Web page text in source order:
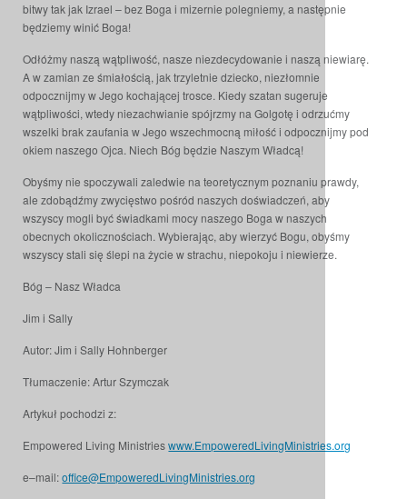
bitwy tak jak Izrael – bez Boga i mizernie polegniemy, a następnie
będziemy winić Boga!
Odłóżmy naszą wątpliwość, nasze niezdecydowanie i naszą niewiarę.
A w zamian ze śmiałością, jak trzyletnie dziecko, niezłomnie
odpocznijmy w Jego kochającej trosce. Kiedy szatan sugeruje
wątpliwości, wtedy niezachwianie spójrzmy na Golgotę i odrzućmy
wszelki brak zaufania w Jego wszechmocną miłość i odpocznijmy pod
okiem naszego Ojca. Niech Bóg będzie Naszym Władcą!
Obyśmy nie spoczywali zaledwie na teoretycznym poznaniu prawdy,
ale zdobądźmy zwycięstwo pośród naszych doświadczeń, aby
wszyscy mogli być świadkami mocy naszego Boga w naszych
obecnych okolicznościach. Wybierając, aby wierzyć Bogu, obyśmy
wszyscy stali się ślepi na życie w strachu, niepokoju i niewierze.
Bóg – Nasz Władca
Jim i Sally
Autor: Jim i Sally Hohnberger
Tłumaczenie: Artur Szymczak
Artykuł pochodzi z:
Empowered Living Ministrieswww.EmpoweredLivingMinistries.org
e–mail:office@EmpoweredLivingMinistries.org